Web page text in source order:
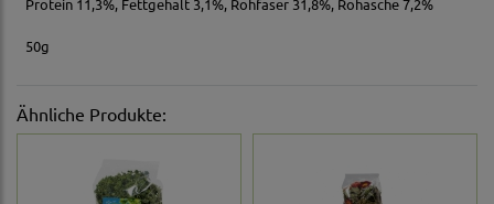
Protein 11,3%, Fettgehalt 3,1%, Rohfaser 31,8%, Rohasche 7,2%
50g
Ähnliche Produkte: